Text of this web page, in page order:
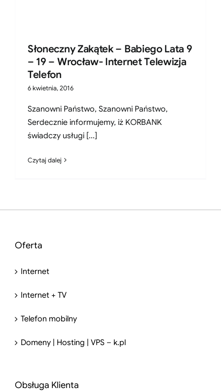
Słoneczny Zakątek – Babiego Lata 9
– 19 – Wrocław- Internet Telewizja
Telefon
6 kwietnia, 2016
Szanowni Państwo, Szanowni Państwo,
Serdecznie informujemy, iż KORBANK
świadczy usługi [...]
Czytaj dalej
Oferta
Internet
Internet + TV
Telefon mobilny
Domeny | Hosting | VPS – k.pl
Obsługa Klienta